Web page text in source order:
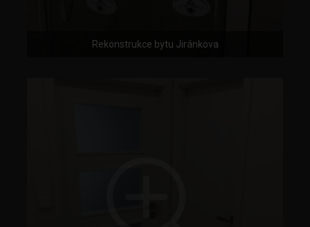
Rekonstrukce bytu Jiránkova